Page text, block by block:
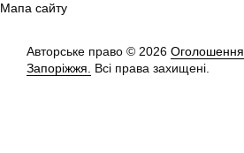
Мапа сайту
Авторське право © 2026 Оголошення
Запоріжжя.
Всі права захищені.